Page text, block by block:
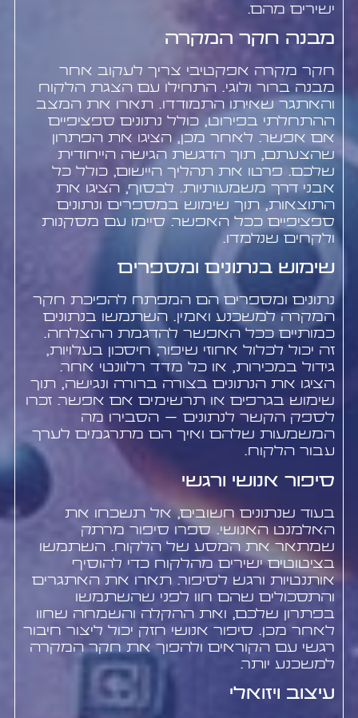
ישירים מהם.
מבנה חקר המקרה
חקר מקרה אפקטיבי צריך לעקוב אחר
מבנה ברור ולוגי. התחילו עם הצגת הלקוח
והאתגר שאיתו התמודדו. תארו את המצב
ההתחלתי בפירוט, כולל נתונים ספציפיים
אם אפשר. לאחר מכן, הציגו את הפתרון
שהצעתם, תוך הדגשת הגישה הייחודית
שלכם. פרטו את תהליך היישום, כולל כל
אבני דרך משמעותיות. לבסוף, הציגו את
התוצאות, תוך שימוש במספרים ונתונים
ספציפיים ככל האפשר. סיימו עם מסקנות
ולקחים שנלמדו.
שימוש בנתונים ומספרים
נתונים ומספרים הם המפתח להפיכת חקר
המקרה למשכנע ואמין. השתמשו בנתונים
כמותיים ככל האפשר להדגמת ההצלחה.
זה יכול לכלול אחוזי שיפור, חיסכון בעלויות,
גידול במכירות, או כל מדד רלוונטי אחר.
הציגו את הנתונים בצורה ברורה ונגישה, תוך
שימוש בגרפים או תרשימים אם אפשר. זכרו
לספק הקשר לנתונים – הסבירו מה
המשמעות שלהם ואיך הם מתרגמים לערך
עבור הלקוח.
סיפור אנושי ורגשי
בעוד שנתונים חשובים, אל תשכחו את
האלמנט האנושי. ספרו סיפור מרתק
שמתאר את המסע של הלקוח. השתמשו
בציטוטים ישירים מהלקוח כדי להוסיף
אותנטיות ורגש לסיפור. תארו את האתגרים
והתסכולים שהם חוו לפני שהשתמשו
בפתרון שלכם, ואת ההקלה והשמחה שחוו
לאחר מכן. סיפור אנושי חזק יכול ליצור חיבור
רגשי עם הקוראים ולהפוך את חקר המקרה
למשכנע יותר.
עיצוב ויזואלי